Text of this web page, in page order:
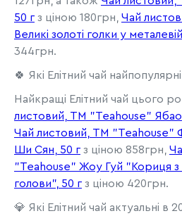
50 г з ціною 180грн, Чай
Великі золоті голки у
344грн.
🍀 Які Елітний чай
Найкращі Елітний чай цього
листовий, ТМ "Teahouse"
Чай листовий, ТМ "Teahouse"
Ши Сян, 50 г з ціною 858грн,
"Teahouse" Жоу Гуй "Кориця з
голови", 50 г з ціною 420грн.
💎 Які Елітний чай актуальні в